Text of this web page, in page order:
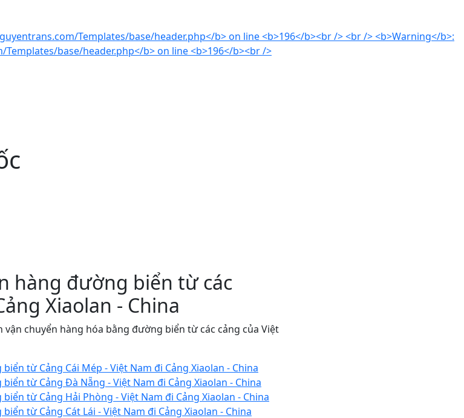
hàng đường biển từ các
Xiaolan - China
vận chuyển hàng hóa bằng đường biển từ các cảng của Việt
từ Cảng Cái Mép - Việt Nam đi Cảng Xiaolan - China
từ Cảng Đà Nẵng - Việt Nam đi Cảng Xiaolan - China
từ Cảng Hải Phòng - Việt Nam đi Cảng Xiaolan - China
từ Cảng Cát Lái - Việt Nam đi Cảng Xiaolan - China